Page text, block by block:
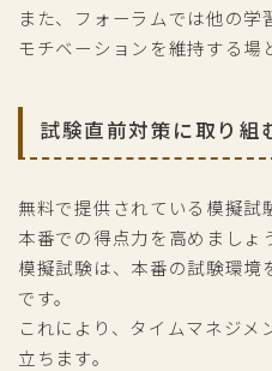
また、フォーラムでは他の学
モチベーションを維持する場
試験直前対策に取り組
無料で提供されている模擬試
本番での得点力を高めましょ
模擬試験は、本番の試験環
です。
これにより、タイムマネジ
立ちます。